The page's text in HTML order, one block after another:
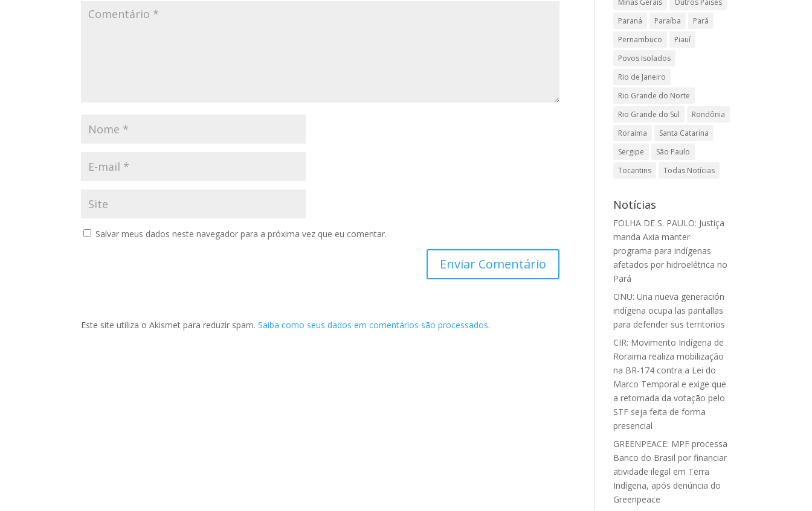
Salvar meus dados neste navegador para a próxima vez que eu comentar.
Este site utiliza o Akismet para reduzir spam.Saiba como seus dados em comentários são processados.
Minas Gerais
Outros Países
Paraná
Paraíba
Pará
Pernambuco
Piauí
Povos Isolados
Rio de Janeiro
Rio Grande do Norte
Rio Grande do Sul
Rondônia
Roraima
Santa Catarina
Sergipe
São Paulo
Tocantins
Todas Notícias
Notícias
FOLHA DE S. PAULO: Justiça
manda Axia manter
programa para indígenas
afetados por hidroelétrica no
Pará
ONU: Una nueva generación
indígena ocupa las pantallas
para defender sus territorios
CIR: Movimento Indígena de
Roraima realiza mobilização
na BR-174 contra a Lei do
Marco Temporal e exige que
a retomada da votação pelo
STF seja feita de forma
presencial
GREENPEACE: MPF processa
Banco do Brasil por financiar
atividade ilegal em Terra
Indígena, após denúncia do
Greenpeace